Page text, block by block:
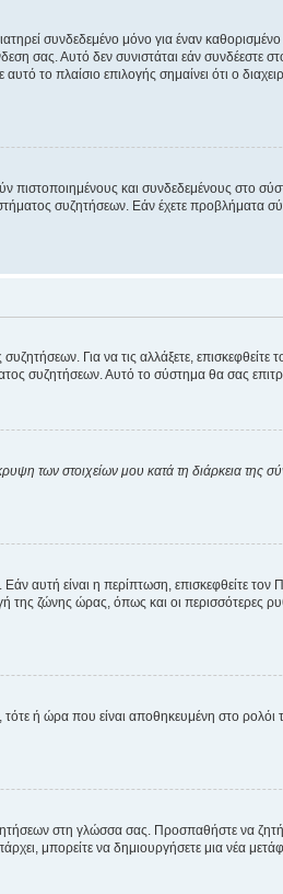
συνδεδεμένο μόνο για έναν
σας. Αυτό δεν συνιστάται εάν συνδέεστε
το πλαίσιο επιλογής σημαίνει ότι ο
και συνδεδεμένους στο
συζητήσεων. Εάν έχετε
Για να τις αλλάξετε,
Αυτό το σύστημα θα σας
των στοιχείων μου κατά τη διάρκεια της
αυτή είναι η περίπτωση, επισκεφθείτε
της ζώνης ώρας, όπως και οι περισσότερες
ή ώρα που είναι αποθηκευμένη στο
στη γλώσσα σας. Προσπαθήστε να
μπορείτε να δημιουργήσετε μια νέα